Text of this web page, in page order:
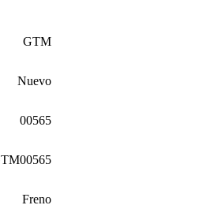
GTM
Nuevo
00565
Freno